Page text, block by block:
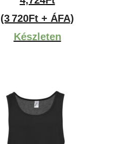
(3 720Ft + ÁFA)
Készleten